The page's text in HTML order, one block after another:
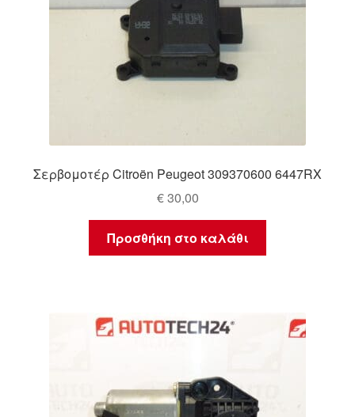
Σερβομοτέρ Citroën Peugeot 309370600 6447RX
€30,00
Προσθήκη στο καλάθι